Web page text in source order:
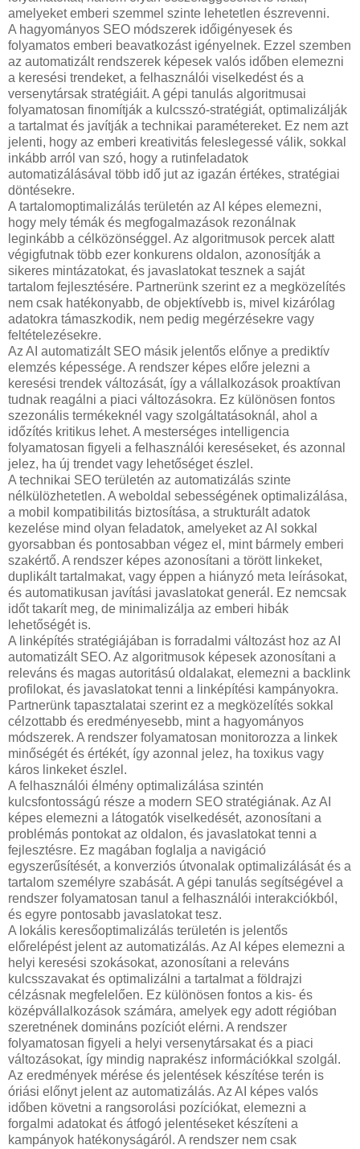
amelyeket emberi szemmel szinte lehetetlen észrevenni.
A hagyományos SEO módszerek időigényesek és
folyamatos emberi beavatkozást igényelnek. Ezzel szemben
az automatizált rendszerek képesek valós időben elemezni
a keresési trendeket, a felhasználói viselkedést és a
versenytársak stratégiáit. A gépi tanulás algoritmusai
folyamatosan finomítják a kulcsszó-stratégiát, optimalizálják
a tartalmat és javítják a technikai paramétereket. Ez nem azt
jelenti, hogy az emberi kreativitás feleslegessé válik, sokkal
inkább arról van szó, hogy a rutinfeladatok
automatizálásával több idő jut az igazán értékes, stratégiai
döntésekre.
A tartalomoptimalizálás területén az AI képes elemezni,
hogy mely témák és megfogalmazások rezonálnak
leginkább a célközönséggel. Az algoritmusok percek alatt
végigfutnak több ezer konkurens oldalon, azonosítják a
sikeres mintázatokat, és javaslatokat tesznek a saját
tartalom fejlesztésére. Partnerünk szerint ez a megközelítés
nem csak hatékonyabb, de objektívebb is, mivel kizárólag
adatokra támaszkodik, nem pedig megérzésekre vagy
feltételezésekre.
Az AI automatizált SEO másik jelentős előnye a prediktív
elemzés képessége. A rendszer képes előre jelezni a
keresési trendek változását, így a vállalkozások proaktívan
tudnak reagálni a piaci változásokra. Ez különösen fontos
szezonális termékeknél vagy szolgáltatásoknál, ahol a
időzítés kritikus lehet. A mesterséges intelligencia
folyamatosan figyeli a felhasználói kereséseket, és azonnal
jelez, ha új trendet vagy lehetőséget észlel.
A technikai SEO területén az automatizálás szinte
nélkülözhetetlen. A weboldal sebességének optimalizálása,
a mobil kompatibilitás biztosítása, a strukturált adatok
kezelése mind olyan feladatok, amelyeket az AI sokkal
gyorsabban és pontosabban végez el, mint bármely emberi
szakértő. A rendszer képes azonosítani a törött linkeket,
duplikált tartalmakat, vagy éppen a hiányzó meta leírásokat,
és automatikusan javítási javaslatokat generál. Ez nemcsak
időt takarít meg, de minimalizálja az emberi hibák
lehetőségét is.
A linképítés stratégiájában is forradalmi változást hoz az AI
automatizált SEO. Az algoritmusok képesek azonosítani a
releváns és magas autoritású oldalakat, elemezni a backlink
profilokat, és javaslatokat tenni a linképítési kampányokra.
Partnerünk tapasztalatai szerint ez a megközelítés sokkal
célzottabb és eredményesebb, mint a hagyományos
módszerek. A rendszer folyamatosan monitorozza a linkek
minőségét és értékét, így azonnal jelez, ha toxikus vagy
káros linkeket észlel.
A felhasználói élmény optimalizálása szintén
kulcsfontosságú része a modern SEO stratégiának. Az AI
képes elemezni a látogatók viselkedését, azonosítani a
problémás pontokat az oldalon, és javaslatokat tenni a
fejlesztésre. Ez magában foglalja a navigáció
egyszerűsítését, a konverziós útvonalak optimalizálását és a
tartalom személyre szabását. A gépi tanulás segítségével a
rendszer folyamatosan tanul a felhasználói interakciókból,
és egyre pontosabb javaslatokat tesz.
A lokális keresőoptimalizálás területén is jelentős
előrelépést jelent az automatizálás. Az AI képes elemezni a
helyi keresési szokásokat, azonosítani a releváns
kulcsszavakat és optimalizálni a tartalmat a földrajzi
célzásnak megfelelően. Ez különösen fontos a kis- és
középvállalkozások számára, amelyek egy adott régióban
szeretnének domináns pozíciót elérni. A rendszer
folyamatosan figyeli a helyi versenytársakat és a piaci
változásokat, így mindig naprakész információkkal szolgál.
Az eredmények mérése és jelentések készítése terén is
óriási előnyt jelent az automatizálás. Az AI képes valós
időben követni a rangsorolási pozíciókat, elemezni a
forgalmi adatokat és átfogó jelentéseket készíteni a
kampányok hatékonyságáról. A rendszer nem csak